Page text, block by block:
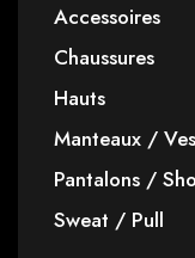
Accessoires
Chaussures
Hauts
Manteaux /
Pantalons /
Sweat / Pull